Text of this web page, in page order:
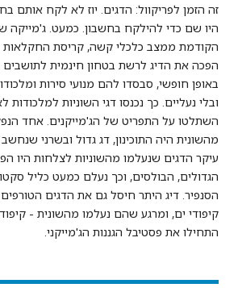
זה הזמן לפריקוול: הדגים. יוז לא לקח אותם
היו שם כדי להילקח בחשבון. כמעט.
הקודמת ממצב כלכלי קשה, קריסת החקלאות
הפכה את הדיג לרשת בטחון חינמית לתושבים
באופן חופשי, סבסדו להם מנועי סירות
ובלי נעליים. כך נכנסו דגי השוניות למלכודות
השתלטו על התפריט של הג'מייקנים. אחד
מהשונית היה התוכינון, דג גדול ובשרני שנחשב
עיקר הדגים שנעלמו מהשוניות לצלחות היו
הגדולים, הבולסים, וכך נעלם כמעט כליל
הסנפיר. דיג היתר חיסל גם את הדגים
קיפודי ים, ומרגע שהם נעלמו מהשונית -
התחילו את פסטיבל הגננות הג'מייקני.